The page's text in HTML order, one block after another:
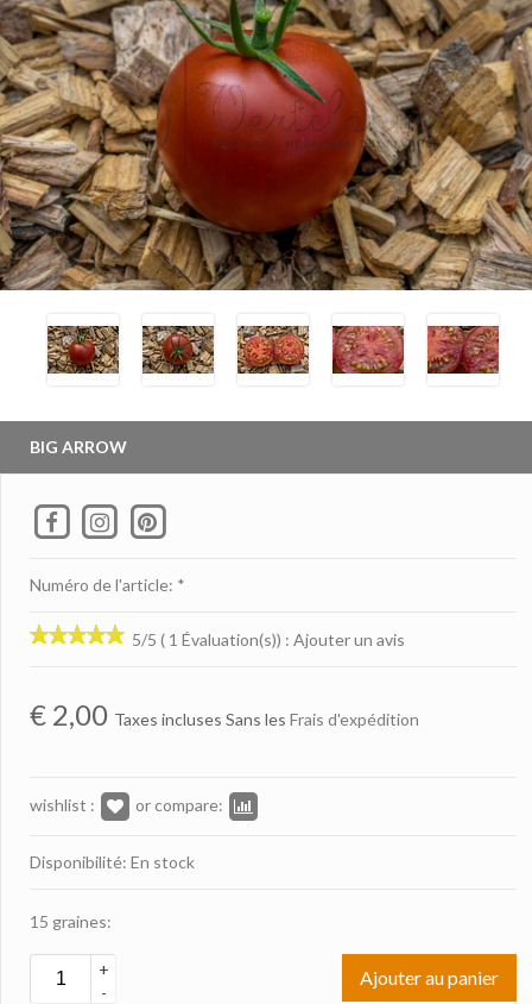
BIG ARROW
Numéro de l'article: *
5/5 ( 1 Évaluation(s)) : Ajouter un avis
€ 2,00 Taxes incluses Sans les Frais d'expédition
wishlist : or compare:
Disponibilité: En stock
15 graines:
+
-
Ajouter au panier